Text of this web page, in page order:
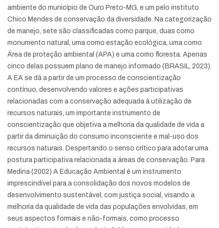
ambiente do município de Ouro Preto-MG, e um pelo instituto
Chico Mendes de conservação da diversidade. Na categorização
de manejo, sete são classificadas como parque, duas como
monumento natural, uma como estação ecológica, uma como
Área de proteção ambiental (APA) e uma como floresta. Apenas
cinco delas possuem plano de manejo informado (BRASIL, 2023).
A EA se dá a partir de um processo de conscientização
contínuo, desenvolvendo valores e ações participativas
relacionadas com a conservação adequada à utilização de
recursos naturais, um importante instrumento de
conscientização que objetiva a melhoria da qualidade de vida a
partir da diminuição do consumo inconsciente e mal-uso dos
recursos naturais. Despertando o senso crítico para adotar uma
postura participativa relacionada a áreas de conservação. Para
Medina (2002) A Educação Ambiental é um instrumento
imprescindível para a consolidação dos novos modelos de
desenvolvimento sustentável, com justiça social, visando a
melhoria da qualidade de vida das populações envolvidas, em
seus aspectos formais e não-formais, como processo